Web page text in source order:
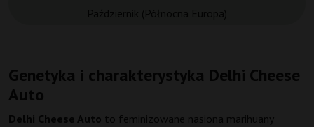
Genetyka i charakterystyka Delhi Cheese
Auto
Delhi Cheese Auto to feminizowane nasiona marihuany